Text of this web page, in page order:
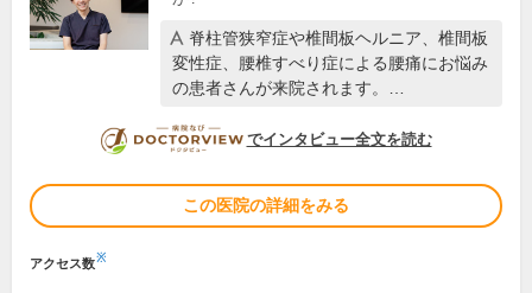
脊柱管狭窄症や椎間板ヘルニア、椎間板
変性症、腰椎すべり症による腰痛にお悩み
の患者さんが来院されます。…
DOCTORVIEW
でインタビュー全文を読む
この医院の詳細をみる
アクセス数※